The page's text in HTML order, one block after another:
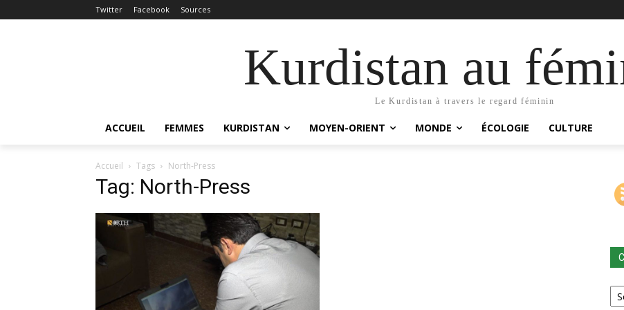
Twitter Facebook Sources
Kurdistan au
Le Kurdistan à travers le regard féminin
ACCUEIL FEMMES KURDISTAN MOYEN-ORIENT MONDE ÉCOLOGIE CULTURE
Accueil Tags North-Press
Tag: North-Press